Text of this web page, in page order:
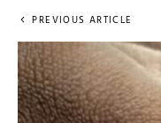
PREVIOUS ARTICLE